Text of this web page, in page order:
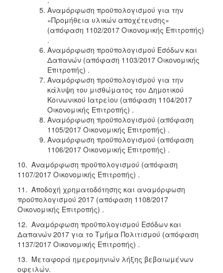
Αναμόρφωση προϋπολογισμού για την
«Προμήθεια υλικών αποχέτευσης»
(απόφαση 1102/2017 Οικονομικής Επιτροπής)
.
Αναμόρφωση προϋπολογισμού Εσόδων και
Δαπανών (απόφαση 1103/2017 Οικονομικής
Επιτροπής) .
Αναμόρφωση προϋπολογισμού για την
κάλυψη του μισθώματος του Δημοτικού
Κοινωνικού Ιατρείου (απόφαση 1104/2017
Οικονομικής Επιτροπής) .
Αναμόρφωση προϋπολογισμού (απόφαση
1105/2017 Οικονομικής Επιτροπής) .
Αναμόρφωση προϋπολογισμού (απόφαση
1106/2017 Οικονομικής Επιτροπής) .
10. Αναμόρφωση προϋπολογισμού (απόφαση
1107/2017 Οικονομικής Επιτροπής) .
11. Αποδοχή χρηματοδότησης και αναμόρφωση
προϋπολογισμού 2017 (απόφαση 1108/2017
Οικονομικής Επιτροπής) .
12. Αναμόρφωση προϋπολογισμού Εσόδων και
Δαπανών 2017 για το Τμήμα Πολιτισμού (απόφαση
1137/2017 Οικονομικής Επιτροπής) .
13. Μεταφορά ημερομηνιών λήξης βεβαιωμένων
οφειλών.